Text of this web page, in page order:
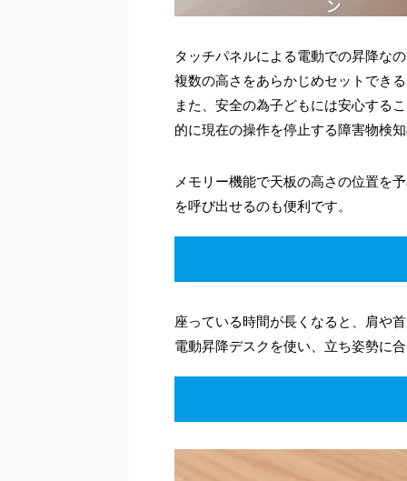
タッチパネルによる電動での昇降な
複数の高さをあらかじめセットでき
また、安全の為子どもには安心する
的に現在の操作を停止する障害物検
メモリー機能で天板の高さの位置を
を呼び出せるのも便利です。
座っている時間が長くなると、肩や
電動昇降デスクを使い、立ち姿勢に